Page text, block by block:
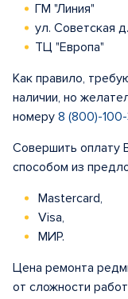
ГМ "Линия"
ул. Советская
ТЦ "Европа"
Как правило,
наличии, но
номеру 8 (800)-
Совершить
способом из
Mastercard,
Visa,
МИР.
Цена ремонта
от сложности